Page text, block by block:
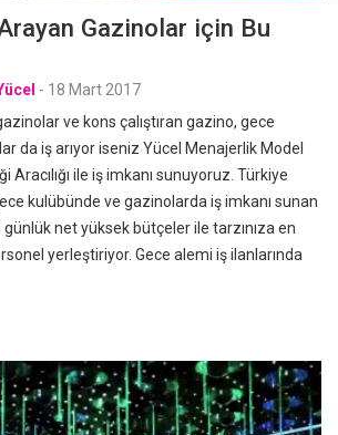
Gazinolar için Bu
- 18 Mart 2017
ve kons çalıştıran gazino, gece
da iş arıyor iseniz Yücel Menajerlik Model
Aracılığı ile iş imkanı sunuyoruz. Türkiye
kulübünde ve gazinolarda iş imkanı sunan
net yüksek bütçeler ile tarzınıza en
yerleştiriyor. Gece alemi iş ilanlarında